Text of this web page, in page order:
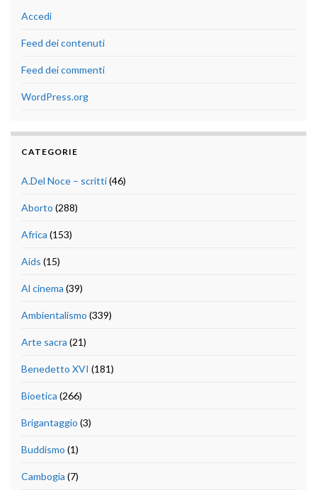
Accedi
Feed dei contenuti
Feed dei commenti
WordPress.org
CATEGORIE
A.Del Noce – scritti(46)
Aborto (288)
Africa (153)
Aids (15)
Al cinema (39)
Ambientalismo (339)
Arte sacra (21)
Benedetto XVI (181)
Bioetica (266)
Brigantaggio (3)
Buddismo (1)
Cambogia (7)